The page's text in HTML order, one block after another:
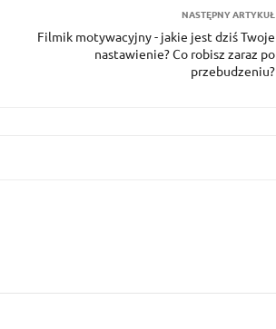
NASTĘPNY ARTYKUŁ
Filmik motywacyjny - jakie jest dziś Twoje
nastawienie? Co robisz zaraz po
przebudzeniu?